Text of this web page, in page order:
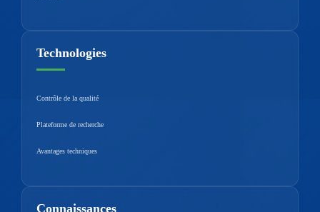
Technologies
Contrôle de la qualité
Plateforme de recherche
Avantages techniques
Connaissances